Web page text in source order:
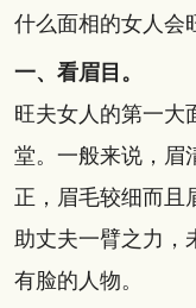
什么面相的女人会
一、看眉目。
旺夫女人的第一大
堂。一般来说，眉
正，眉毛较细而且
助丈夫一臂之力，
有脸的人物。